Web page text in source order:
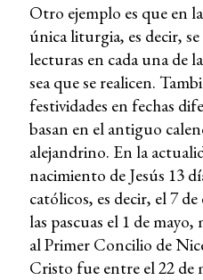
Otro ejemplo es que en
única liturgia, es decir,
lecturas en cada una de
sea que se realicen.
festividades en fechas
basan en el antiguo
alejandrino. En la
nacimiento de Jesús 13
católicos, es decir, el 7
las pascuas el 1 de
al Primer Concilio de
Cristo fue entre el 22 de